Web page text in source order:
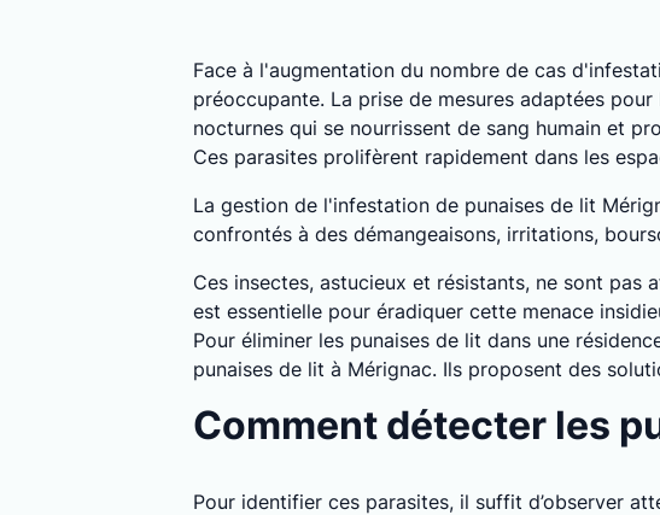
Face à l'augmentation du nombre de cas
préoccupante. La prise de mesures adaptées
nocturnes qui se nourrissent de sang humain et
Ces parasites prolifèrent rapidement dans les
La gestion de l'infestation de punaises de lit
confrontés à des démangeaisons, irritations,
Ces insectes, astucieux et résistants, ne sont
est essentielle pour éradiquer cette menace
Pour éliminer les punaises de lit dans une
punaises de lit à Mérignac. Ils proposent des
Comment détecter les
Pour identifier ces parasites, il suffit d’observer